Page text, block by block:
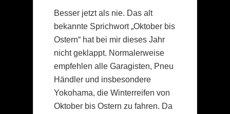
Besser jetzt als nie. Das alt
bekannte Sprichwort „Oktober bis
Ostern“ hat bei mir dieses Jahr
nicht geklappt. Normalerweise
empfehlen alle Garagisten, Pneu
Händler und insbesondere
Yokohama, die Winterreifen von
Oktober bis Ostern zu fahren. Da